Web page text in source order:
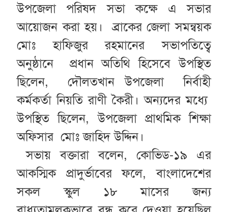
উপজেলা পরিষদ সভা কক্ষে এ সভার
আয়োজন করা হয়। ব্রাকের জেলা সমন্বয়ক
মোঃ হাফিজুর রহমানের সভাপতিত্বে
অনুষ্ঠানে প্রধান অতিথি হিসেবে উপস্থিত
ছিলেন, দৌলতখান উপজেলা নির্বাহী
কর্মকর্তা নিয়তি রাণী কৈরী। অন্যদের মধ্যে
উপস্থিত ছিলেন, উপজেলা প্রাথমিক শিক্ষা
অফিসার মোঃ জাহিদ উদ্দিন।
সভায় বক্তারা বলেন, কোভিড-১৯ এর
আকস্মিক প্রাদুর্ভাবের ফলে, বাংলাদেশের
সকল স্কুল ১৮ মাসের জন্য